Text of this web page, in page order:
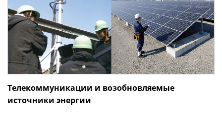
Телекоммуникации и возобновляемые
источники энергии